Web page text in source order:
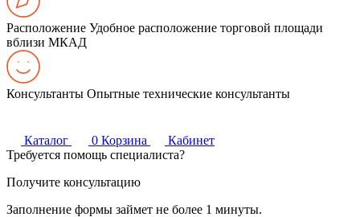
Расположение Удобное расположение торговой площади
вблизи МКАД
Консультанты Опытные технические консультанты
Каталог 0 Корзина
Кабинет
Требуется помощь специалиста?
Получите консультацию
Заполнение формы займет не более 1 минуты.